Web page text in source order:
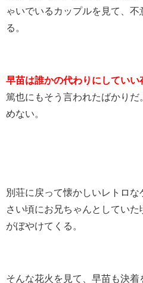
ゃいでいるカップルを見て、不
る。
早苗は誰かの代わりにしていい
篤也にもそう言われたばかり
めない。
別荘に戻って懐かしいレトロ
さい頃にお兄ちゃんとしてい
がぼやけてくる。
そんな花火を見て、早苗も決着